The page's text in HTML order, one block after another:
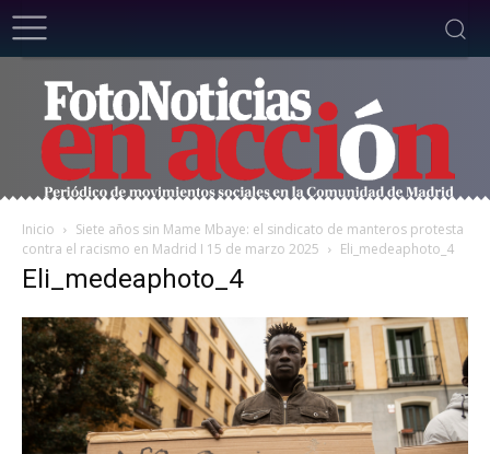
Inicio
Siete años sin Mame Mbaye: el sindicato de manteros protesta
contra el racismo en Madrid I 15 de marzo 2025
Eli_medeaphoto_4
Eli_medeaphoto_4